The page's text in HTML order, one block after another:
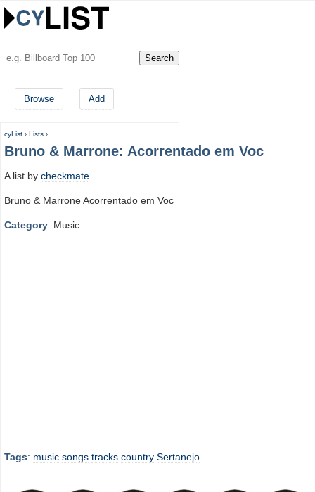
Browse Add
cyList › Lists ›
Bruno & Marrone: Acorrentado em Voc
A list by checkmate
Bruno & Marrone Acorrentado em Voc
Category: Music
Tags: music songs tracks country Sertanejo